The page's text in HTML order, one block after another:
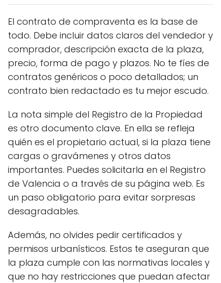
El contrato de compraventa es la base de
todo. Debe incluir datos claros del vendedor y
comprador, descripción exacta de la plaza,
precio, forma de pago y plazos. No te fíes de
contratos genéricos o poco detallados; un
contrato bien redactado es tu mejor escudo.
La nota simple del Registro de la Propiedad
es otro documento clave. En ella se refleja
quién es el propietario actual, si la plaza tiene
cargas o gravámenes y otros datos
importantes. Puedes solicitarla en el Registro
de Valencia o a través de su página web. Es
un paso obligatorio para evitar sorpresas
desagradables.
Además, no olvides pedir certificados y
permisos urbanísticos. Estos te aseguran que
la plaza cumple con las normativas locales y
que no hay restricciones que puedan afectar